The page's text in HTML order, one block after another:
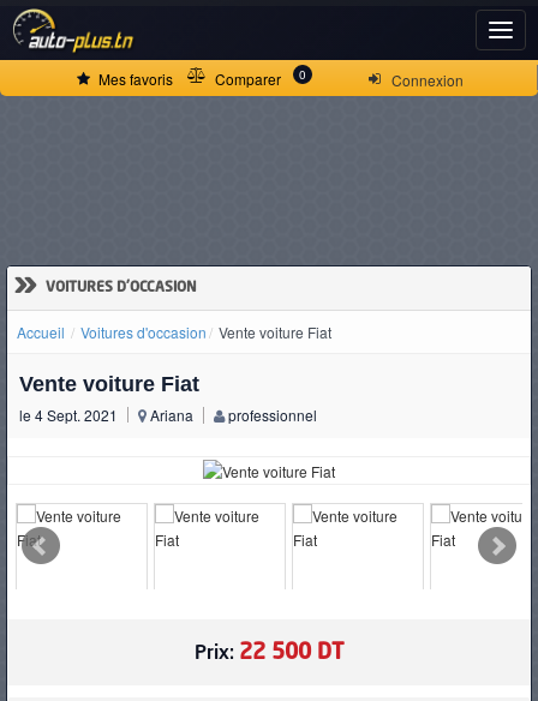
Connexion
Mes favoris Comparer 0
» VOITURES D'OCCASION
Accueil Voitures d'occasion Vente voiture Fiat
Vente voiture Fiat
le 4 Sept. 2021 Ariana professionnel
Prix: 22 500 DT
ACCUEIL
D'OCCASION